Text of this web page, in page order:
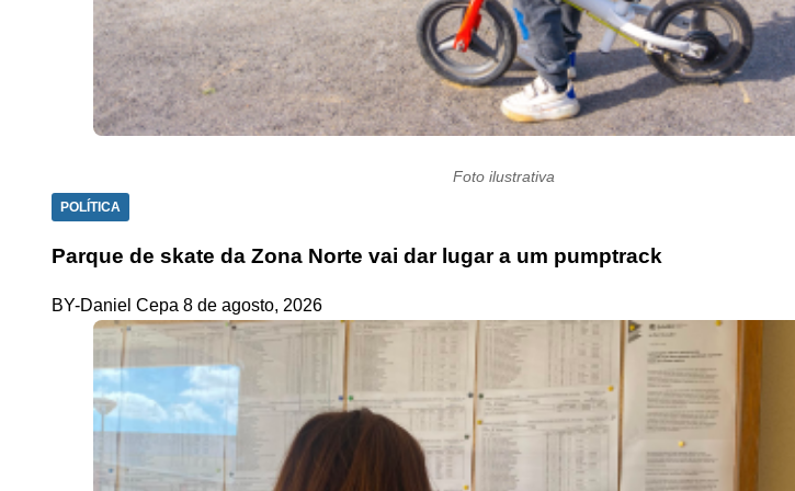
Foto ilustrativa
POLÍTICA
Parque de skate da Zona Norte vai dar lugar a um pumptrack
BY-Daniel Cepa 8 de agosto, 2026